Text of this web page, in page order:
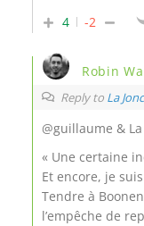
4 -2
Robin
Reply to La
@guillaume &
« Une certaine
Et encore, je
Tendre à
l’empêche de